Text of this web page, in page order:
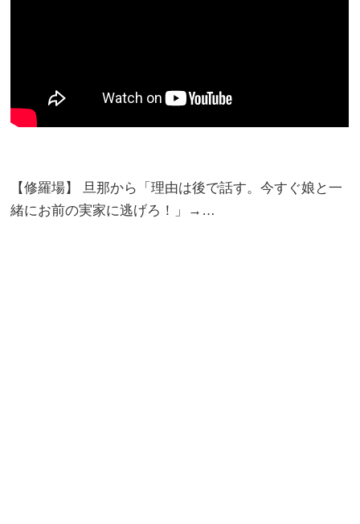
【修羅場】 旦那から「理由は後で話す。今すぐ娘と一
緒にお前の実家に逃げろ！」→…